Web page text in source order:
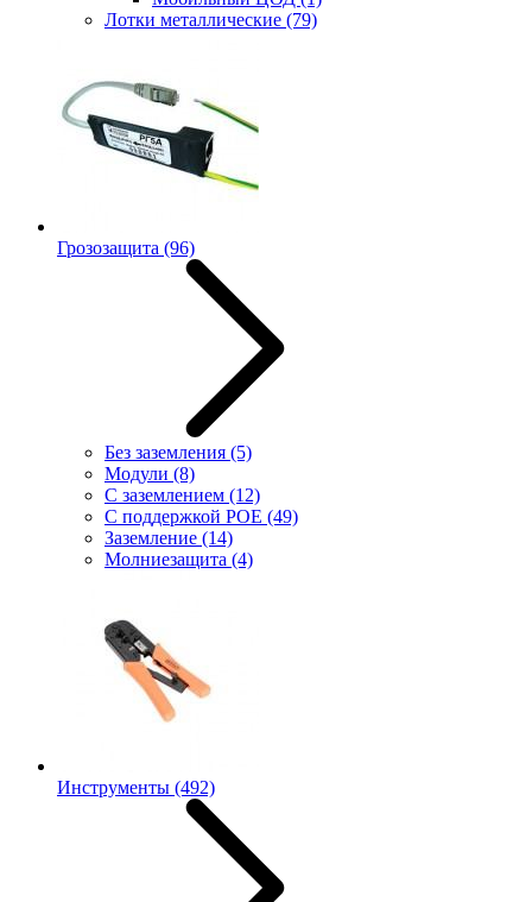
Лотки металлические (79)
Грозозащита (96)
Без заземления (5)
Модули (8)
С заземлением (12)
С поддержкой POE (49)
Заземление (14)
Молниезащита (4)
Инструменты (492)